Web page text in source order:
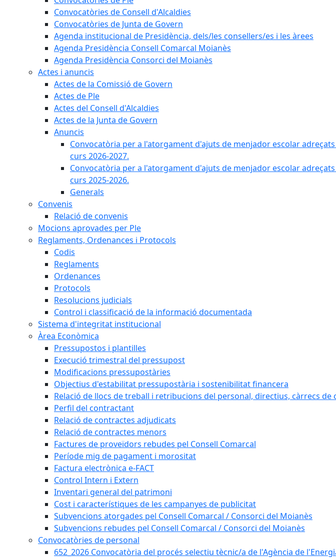
Convocatòries de Consell d'Alcaldies
Convocatòries de Junta de Govern
Agenda institucional de Presidència, dels/les consellers/es i les àrees
Agenda Presidència Consell Comarcal Moianès
Agenda Presidència Consorci del Moianès
Actes i anuncis
Actes de la Comissió de Govern
Actes de Ple
Actes del Consell d'Alcaldies
Actes de la Junta de Govern
Anuncis
Convocatòria per a l'atorgament d'ajuts de menjador escolar
curs 2026-2027.
Convocatòria per a l'atorgament d'ajuts de menjador escolar
curs 2025-2026.
Generals
Convenis
Relació de convenis
Mocions aprovades per Ple
Reglaments, Ordenances i Protocols
Codis
Reglaments
Ordenances
Protocols
Resolucions judicials
Control i classificació de la informació documentada
Sistema d'integritat institucional
Àrea Econòmica
Pressupostos i plantilles
Execució trimestral del pressupost
Modificacions pressupostàries
Objectius d'estabilitat pressupostària i sostenibilitat financera
Relació de llocs de treball i retribucions del personal, directius, càrrecs de
Perfil del contractant
Relació de contractes adjudicats
Relació de contractes menors
Factures de proveïdors rebudes pel Consell Comarcal
Període mig de pagament i morositat
Factura electrònica e-FACT
Control Intern i Extern
Inventari general del patrimoni
Cost i característiques de les campanyes de publicitat
Subvencions atorgades pel Consell Comarcal / Consorci del Moianès
Subvencions rebudes pel Consell Comarcal / Consorci del Moianès
Convocatòries de personal
652_2026 Convocatòria del procés selectiu tècnic/a de l'Agència de